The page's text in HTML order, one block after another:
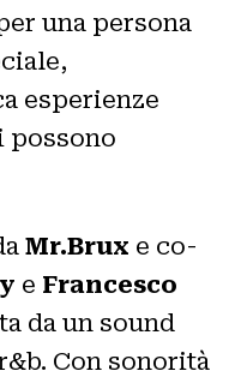
una persona
esperienze
possono
Mr.Brux e co-
e Francesco
da un sound
Con sonorità